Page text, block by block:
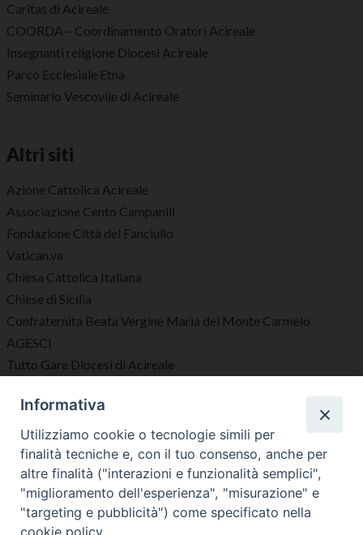
Caritas di Acireale
COORDA – Coordinamento Oratori Acireale
Insegnanti religione Diocesi Acireale
Parco Ecclesiale Etna
Seminario Vescovile di Acireale
Altri siti
Azione Cattolica Acireale
Associazione Cento Campanili
Fondazione Città del Fanciullo
Vatican.va
Chiesa Cattolica Italiana
Chiese di Sicilia
Confraternita Beata Vergine Maria del Monte Carmelo
AGESCI
Tutto Gare Diocesi di Acireale
Informativa
Utilizziamo cookie o tecnologie simili per
finalità tecniche e, con il tuo consenso, anche per
altre finalità ("interazioni e funzionalità semplici",
"miglioramento dell'esperienza", "misurazione" e
"targeting e pubblicità") come specificato nella